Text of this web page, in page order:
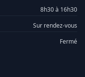
8h30 à 16h30
Sur rendez-vous
Fermé